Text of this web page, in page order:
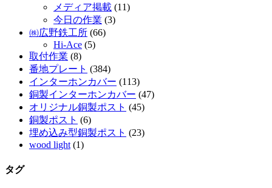
メディア掲載 (11)
今日の作業 (3)
㈱広野鉄工所 (66)
Hi-Ace (5)
取付作業 (8)
番地プレート (384)
インターホンカバー (113)
銅製インターホンカバー (47)
オリジナル銅製ポスト (45)
銅製ポスト (6)
埋め込み型銅製ポスト (23)
wood light (1)
タグ